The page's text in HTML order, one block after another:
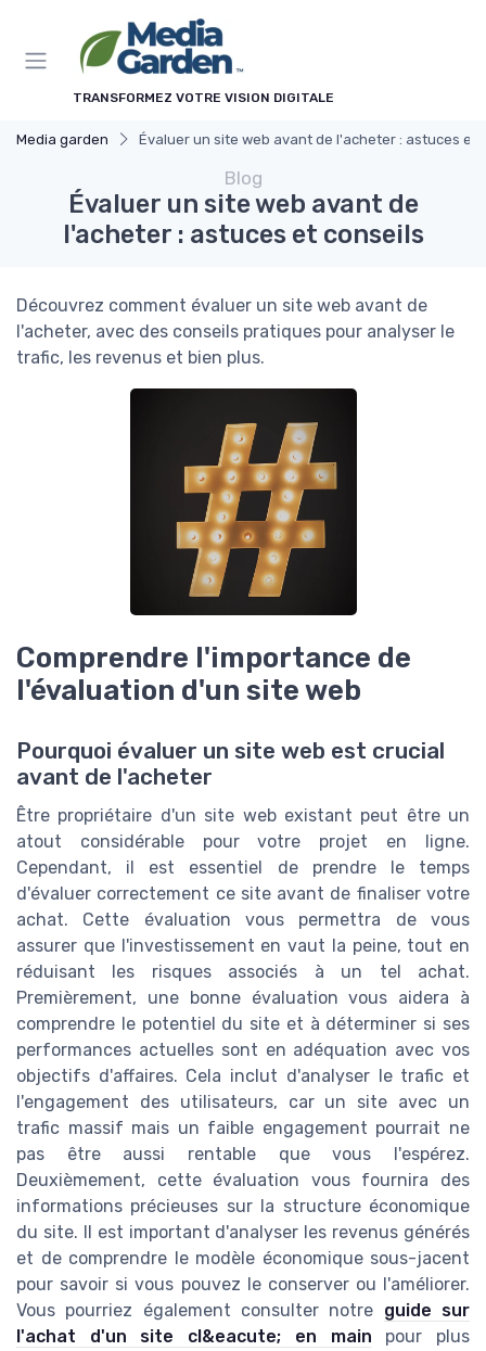
TRANSFORMEZ VOTRE VISION DIGITALE
Media garden Évaluer un site web avant de l'acheter : astuces et
Blog
Évaluer un site web avant de
l'acheter : astuces et conseils
Découvrez comment évaluer un site web avant de
l'acheter, avec des conseils pratiques pour analyser le
trafic, les revenus et bien plus.
Comprendre l'importance de
l'évaluation d'un site web
Pourquoi évaluer un site web est crucial
avant de l'acheter
Être propriétaire d'un site web existant peut être un
atout considérable pour votre projet en ligne.
Cependant, il est essentiel de prendre le temps
d'évaluer correctement ce site avant de finaliser votre
achat. Cette évaluation vous permettra de vous
assurer que l'investissement en vaut la peine, tout en
réduisant les risques associés à un tel achat.
Premièrement, une bonne évaluation vous aidera à
comprendre le potentiel du site et à déterminer si ses
performances actuelles sont en adéquation avec vos
objectifs d'affaires. Cela inclut d'analyser le trafic et
l'engagement des utilisateurs, car un site avec un
trafic massif mais un faible engagement pourrait ne
pas être aussi rentable que vous l'espérez.
Deuxièmement, cette évaluation vous fournira des
informations précieuses sur la structure économique
du site. Il est important d'analyser les revenus générés
et de comprendre le modèle économique sous-jacent
pour savoir si vous pouvez le conserver ou l'améliorer.
Vous pourriez également consulter notre guide sur
l'achat d'un site cl&eacute; en main pour plus